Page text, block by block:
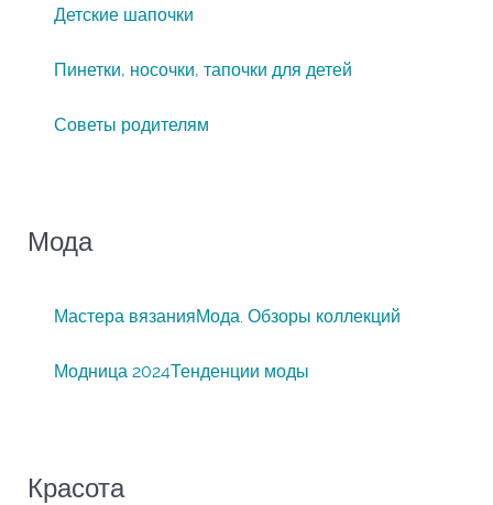
Детские шапочки
Пинетки, носочки, тапочки для детей
Советы родителям
Мода
Мастера вязанияМода. Обзоры коллекций
Модница 2024Тенденции моды
Красота